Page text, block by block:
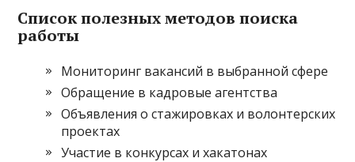
Список полезных методов поиска
работы
Мониторинг вакансий в выбранной сфере
Обращение в кадровые агентства
Объявления о стажировках и волонтерских
проектах
Участие в конкурсах и хакатонах